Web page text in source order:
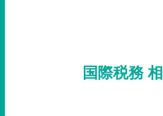
国際税務